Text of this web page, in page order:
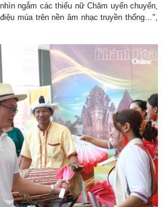
ngắm các thiếu nữ Chăm uyển chuyển,
múa trên nền âm nhạc truyền thống…",